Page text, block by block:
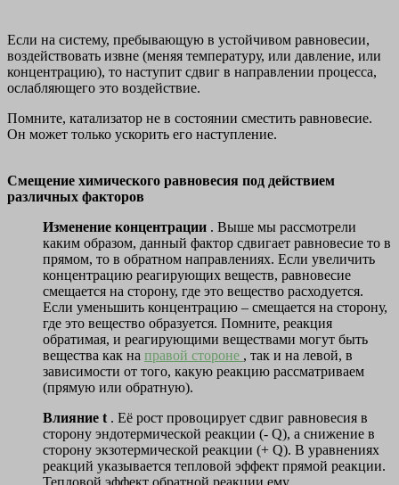
Если на систему, пребывающую в устойчивом равновесии,
воздействовать извне (меняя температуру, или давление, или
концентрацию), то наступит сдвиг в направлении процесса,
ослабляющего это воздействие.
Помните, катализатор не в состоянии сместить равновесие.
Он может только ускорить его наступление.
Смещение химического равновесия под действием
различных факторов
Изменение концентрации . Выше мы рассмотрели
каким образом, данный фактор сдвигает равновесие то в
прямом, то в обратном направлениях. Если увеличить
концентрацию реагирующих веществ, равновесие
смещается на сторону, где это вещество расходуется.
Если уменьшить концентрацию – смещается на сторону,
где это вещество образуется. Помните, реакция
обратимая, и реагирующими веществами могут быть
вещества как на правой стороне , так и на левой, в
зависимости от того, какую реакцию рассматриваем
(прямую или обратную).
Влияние t . Её рост провоцирует сдвиг равновесия в
сторону эндотермической реакции (- Q), а снижение в
сторону экзотермической реакции (+ Q). В уравнениях
реакций указывается тепловой эффект прямой реакции.
Тепловой эффект обратной реакции ему